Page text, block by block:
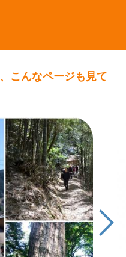
こんなページも見て